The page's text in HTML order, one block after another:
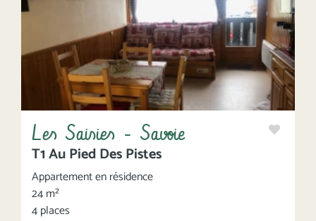
Les Saisies - Savoie
T1 Au Pied Des Pistes
Appartement en résidence
24 m²
4 places